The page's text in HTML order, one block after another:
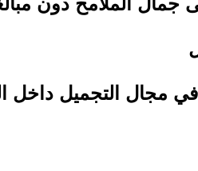
مجال التجميل داخل